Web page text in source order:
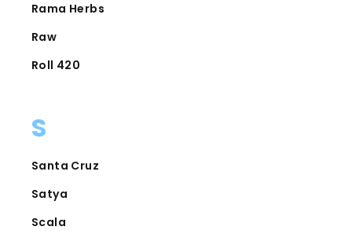
Rama Herbs
Raw
Roll 420
S
Santa Cruz
Satya
Scala